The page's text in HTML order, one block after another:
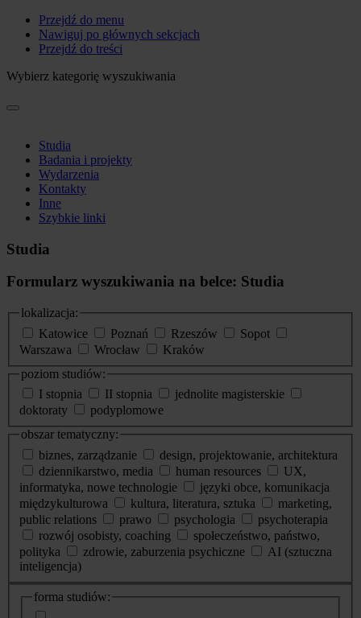
Przejdź do menu
Nawiguj po głównych sekcjach
Przejdź do treści
Wybierz kategorię wyszukiwania
Studia
Badania i projekty
Wydarzenia
Kontakty
Inne
Szybkie linki
Studia
Formularz wyszukiwania na belce: Studia
lokalizacja:
Katowice
Poznań Rzeszów
Sopot
Warszawa
Wrocław
Kraków
poziom studiów:
I stopnia
II stopnia
jednolite magisterskie
doktoraty
podyplomowe
obszar tematyczny:
biznes, zarządzanie
design, projektowanie, architektura
dziennikarstwo, media
human resources
UX,
informatyka, nowe technologie
języki obce, komunikacja
międzykulturowa
kultura, literatura, sztuka
marketing,
public relations
prawo psychologia
psychoterapia
rozwój osobisty, coaching
społeczeństwo, państwo,
polityka
zdrowie, zaburzenia psychiczne
AI (sztuczna
inteligencja)
dodatkowe
informacje
forma studiów: